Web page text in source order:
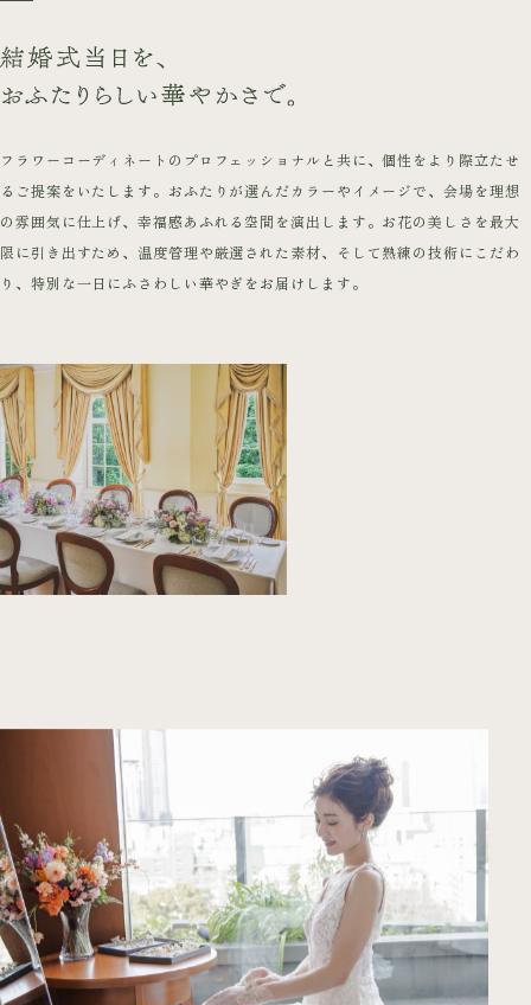
フラワーコーディネートのプロフェッショナルと共に、個性をより際立たせ
るご提案をいたします。おふたりが選んだカラーやイメージで、会場を理想
の雰囲気に仕上げ、幸福感あふれる空間を演出します。お花の美しさを最大
限に引き出すため、温度管理や厳選された素材、そして熟練の技術にこだわ
り、特別な一日にふさわしい華やぎをお届けします。